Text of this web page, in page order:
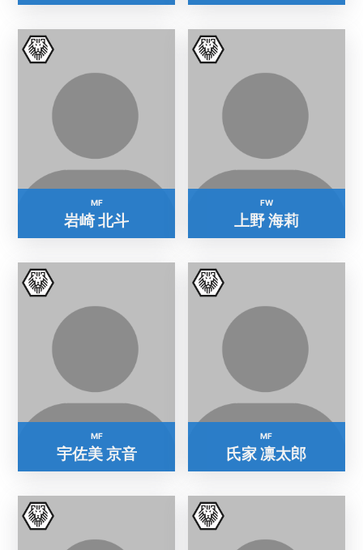
MF
岩崎 北斗
FW
上野 海莉
MF
宇佐美 京音
MF
氏家 凛太郎